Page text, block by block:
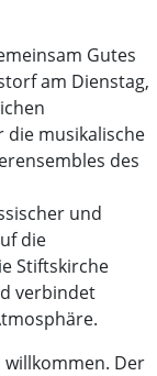
Gutes
am Dienstag,
die musikalische
des
und
die
Stiftskirche
verbindet
Der